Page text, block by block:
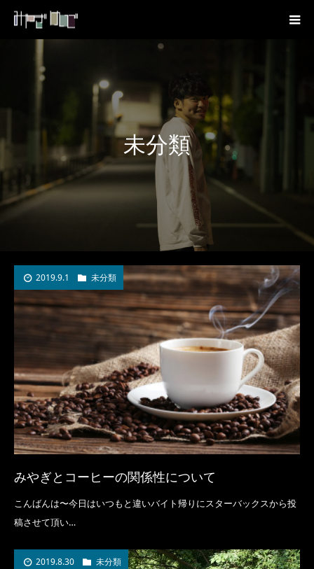
未分類
2019.9.1 未分類
みやぎとコーヒーの関係性について
こんばんは〜今日はいつもと違いバイト帰りにスターバックスから投
稿させて頂い…
2019.8.30 未分類